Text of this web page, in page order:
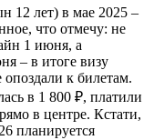
12 лет) в мае 2025 –
что отмечу: не
1 июня, а
– в итоге визу
к билетам.
в 1 800 ₽, платили
в центре. Кстати,
планируется